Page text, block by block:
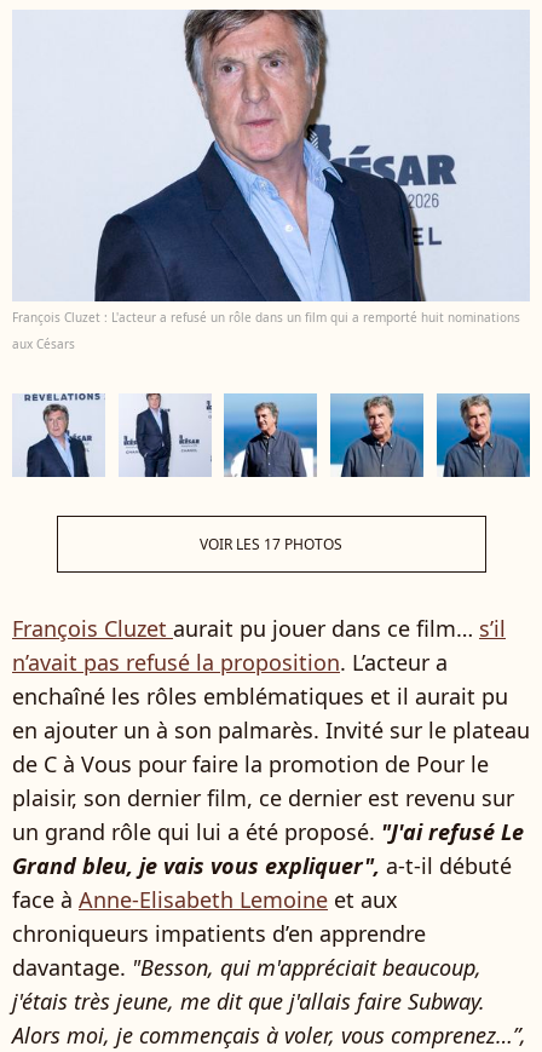
François Cluzet : L'acteur a refusé un rôle dans un film qui a remporté huit nominations
aux Césars
VOIR LES 17 PHOTOS
François Cluzet aurait pu jouer dans ce film… s’il
n’avait pas refusé la proposition. L’acteur a
enchaîné les rôles emblématiques et il aurait pu
en ajouter un à son palmarès. Invité sur le plateau
de C à Vous pour faire la promotion de Pour le
plaisir, son dernier film, ce dernier est revenu sur
un grand rôle qui lui a été proposé. "J'ai refusé Le
Grand bleu, je vais vous expliquer", a-t-il débuté
face à Anne-Elisabeth Lemoine et aux
chroniqueurs impatients d’en apprendre
davantage. "Besson, qui m'appréciait beaucoup,
j'étais très jeune, me dit que j'allais faire Subway.
Alors moi, je commençais à voler, vous comprenez…”,